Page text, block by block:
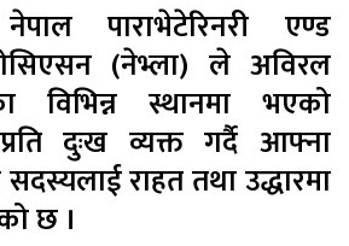
पाराभेटेरिनरी एण्ड
(नेभ्ला) ले अविरल
विभिन्न स्थानमा भएको
दुःख व्यक्त गर्दै आफ्ना
राहत तथा उद्धारमा
छ ।